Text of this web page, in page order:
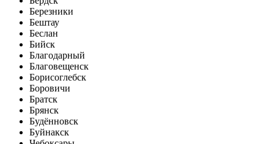
Березники
Бештау
Беслан
Бийск
Благодарный
Благовещенск
Борисоглебск
Боровичи
Братск
Брянск
Будённовск
Буйнакск